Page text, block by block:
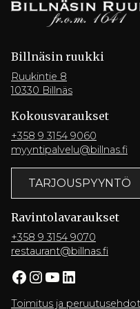
Billnäsin ruukki
Ruukintie 8
10330 Billnäs
Kokousvaraukset
+358 9 3154 9060
myyntipalvelu@billnas.fi
TARJOUSPYYNTÖ
Ravintola­varaukset
+358 9 3154 9070
restaurant@billnas.fi
Facebook InstagramYouTube LinkedIn
Toimitus ja peruutusehdot